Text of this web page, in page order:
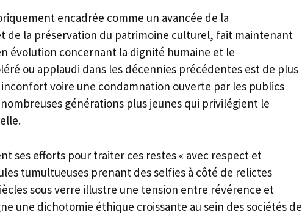
encadrée comme un avancée de la
de la préservation du patrimoine culturel, fait maintenant
évolution concernant la dignité humaine et le
ou applaudi dans les décennies précédentes est de plus
voire une condamnation ouverte par les publics
générations plus jeunes qui privilégient le
ses efforts pour traiter ces restes « avec respect et
tumultueuses prenant des selfies à côté de relictes
sous verre illustre une tension entre révérence et
une dichotomie éthique croissante au sein des sociétés de